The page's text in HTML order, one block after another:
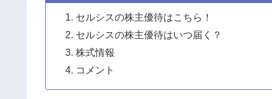
セルシスの株主優待はこちら！
セルシスの株主優待はいつ届く？
株式情報
コメント